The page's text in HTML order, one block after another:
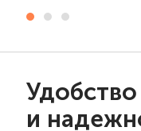
Удобство
и